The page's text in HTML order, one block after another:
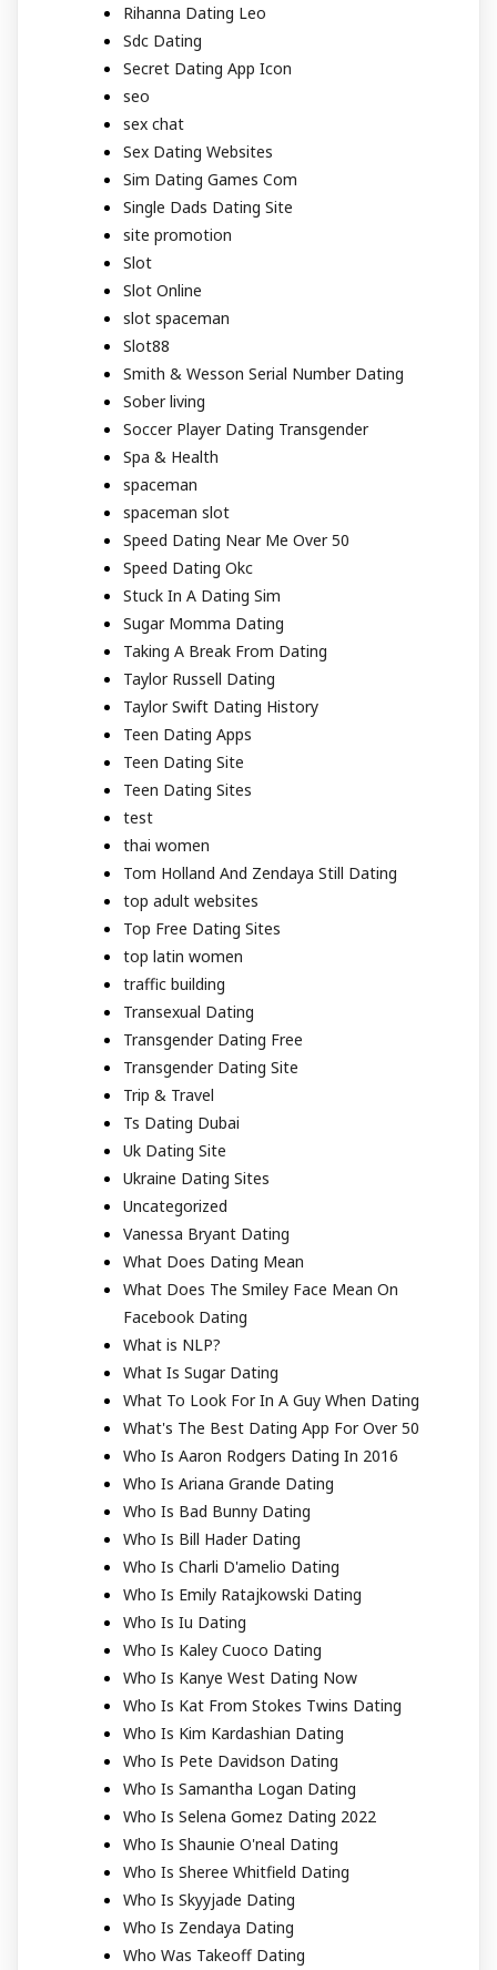
Rihanna Dating Leo
Sdc Dating
Secret Dating App Icon
seo
sex chat
Sex Dating Websites
Sim Dating Games Com
Single Dads Dating Site
site promotion
Slot
Slot Online
slot spaceman
Slot88
Smith & Wesson Serial Number Dating
Sober living
Soccer Player Dating Transgender
Spa & Health
spaceman
spaceman slot
Speed Dating Near Me Over 50
Speed Dating Okc
Stuck In A Dating Sim
Sugar Momma Dating
Taking A Break From Dating
Taylor Russell Dating
Taylor Swift Dating History
Teen Dating Apps
Teen Dating Site
Teen Dating Sites
test
thai women
Tom Holland And Zendaya Still Dating
top adult websites
Top Free Dating Sites
top latin women
traffic building
Transexual Dating
Transgender Dating Free
Transgender Dating Site
Trip & Travel
Ts Dating Dubai
Uk Dating Site
Ukraine Dating Sites
Uncategorized
Vanessa Bryant Dating
What Does Dating Mean
What Does The Smiley Face Mean On
Facebook Dating
What is NLP?
What Is Sugar Dating
What To Look For In A Guy When Dating
What's The Best Dating App For Over 50
Who Is Aaron Rodgers Dating In 2016
Who Is Ariana Grande Dating
Who Is Bad Bunny Dating
Who Is Bill Hader Dating
Who Is Charli D'amelio Dating
Who Is Emily Ratajkowski Dating
Who Is Iu Dating
Who Is Kaley Cuoco Dating
Who Is Kanye West Dating Now
Who Is Kat From Stokes Twins Dating
Who Is Kim Kardashian Dating
Who Is Pete Davidson Dating
Who Is Samantha Logan Dating
Who Is Selena Gomez Dating 2022
Who Is Shaunie O'neal Dating
Who Is Sheree Whitfield Dating
Who Is Skyyjade Dating
Who Is Zendaya Dating
Who Was Takeoff Dating